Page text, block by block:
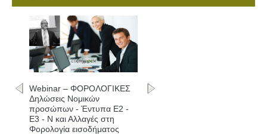
Webinar – ΦΟΡΟΛΟΓΙΚΕΣ
Δηλώσεις Νομικών
προσώπων - Έντυπα Ε2 -
Ε3 - Ν και Αλλαγές στη
Φορολογία εισοδήματος